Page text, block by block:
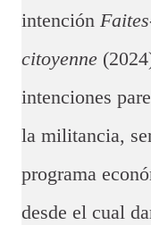
intención
citoyenne
intenciones
la militancia,
programa
desde el cual